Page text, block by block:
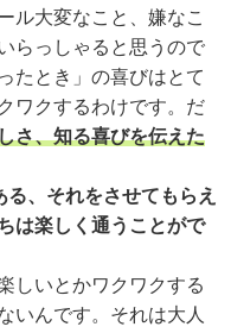
ル大変なこと、嫌なこ
らっしゃると思うので
たとき」の喜びはとて
ワクするわけです。だ
さ、知る喜びを伝えた
、それをさせてもらえ
は楽しく通うことがで
しいとかワクワクする
いんです。それは大人